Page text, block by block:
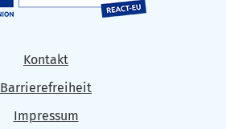
Kontakt
Barrierefreiheit
Impressum